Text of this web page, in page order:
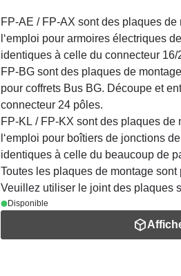
FP-AE / FP-AX sont des plaques
l‘emploi pour armoires électriques
identiques à celle du connecteur 16/
FP-BG sont des plaques de
pour coffrets Bus BG. Découpe et
connecteur 24 pôles.
FP-KL / FP-KX sont des plaques
l‘emploi pour boîtiers de jonctions
identiques à celle du beaucoup de
Toutes les plaques de montage
Veuillez utiliser le joint des plaques
Disponible